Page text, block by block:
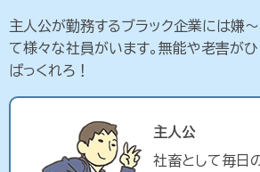
主人公が勤務するブラック企業には嫌
て様々な社員がいます。無能や老害が
ばっくれろ！
主人公
社畜として毎日